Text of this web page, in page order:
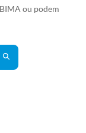
ou podem